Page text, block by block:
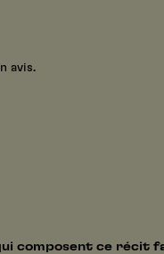
avis.
composent ce